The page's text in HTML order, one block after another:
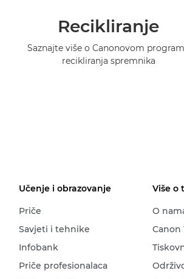
Recikliranje
Saznajte više o Canonovom
recikliranja spremnika
Učenje i obrazovanje
Priče
Savjeti i tehnike
Infobank
Priče profesionalaca
Više o
O
Canon